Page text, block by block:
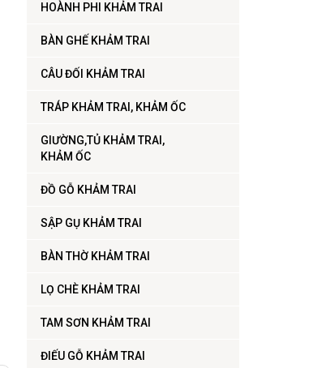
HOÀNH PHI KHẢM TRAI
BÀN GHẾ KHẢM TRAI
CÂU ĐỐI KHẢM TRAI
TRÁP KHẢM TRAI, KHẢM ỐC
GIƯỜNG,TỦ KHẢM TRAI,
KHẢM ỐC
ĐỒ GỖ KHẢM TRAI
SẬP GỤ KHẢM TRAI
BÀN THỜ KHẢM TRAI
LỌ CHÈ KHẢM TRAI
TAM SƠN KHẢM TRAI
ĐIẾU GỖ KHẢM TRAI